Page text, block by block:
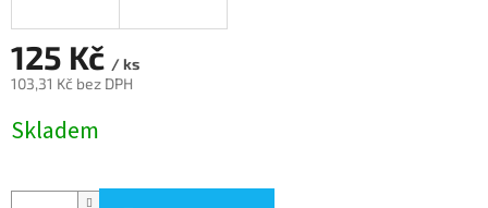
125 Kč / ks
103,31 Kč bez DPH
cena:
Skladem